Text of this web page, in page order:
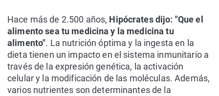
Hace más de 2.500 años, Hipócrates dijo: "Que el
alimento sea tu medicina y la medicina tu
alimento". La nutrición óptima y la ingesta en la
dieta tienen un impacto en el sistema inmunitario a
través de la expresión genética, la activación
celular y la modificación de las moléculas. Además,
varios nutrientes son determinantes de la